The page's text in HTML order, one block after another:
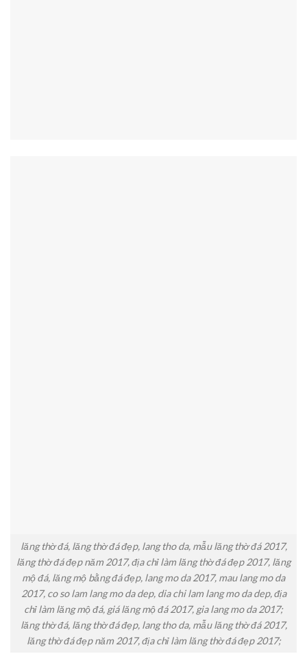
lăng thờ đá, lăng thờ đá đẹp, lang tho da, mẫu lăng thờ đá 2017,
lăng thờ đá đẹp năm 2017, địa chỉ làm lăng thờ đá đẹp 2017, lăng
mộ đá, lăng mộ bằng đá đẹp, lang mo da 2017, mau lang mo da
2017, co so lam lang mo da dep, dia chi lam lang mo da dep, địa
chỉ làm lăng mộ đá, giá lăng mộ đá 2017, gia lang mo da 2017;
lăng thờ đá, lăng thờ đá đẹp, lang tho da, mẫu lăng thờ đá 2017,
lăng thờ đá đẹp năm 2017, địa chỉ làm lăng thờ đá đẹp 2017;